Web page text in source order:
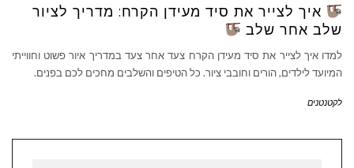
איך לצייר את סיד מעידן הקרח: מדריך לציור
שלב אחר שלב
למדו איך לצייר את סיד מעידן הקרח צעד אחר צעד במדריך איור פשוט וחווייתי
המיועד לילדים, הורים וחובבי ציור. כל הטיפים והשלבים מחכים לכם בפנים.
לקטנטנים